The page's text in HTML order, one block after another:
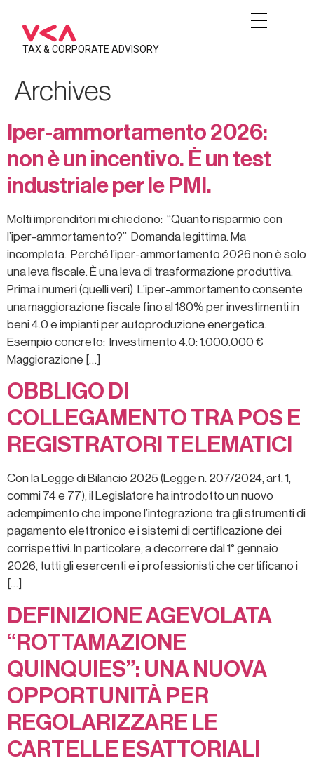
TAX & CORPORATE ADVISORY
Archives
Iper-ammortamento 2026:
non è un incentivo. È un test
industriale per le PMI.
Molti imprenditori mi chiedono: “Quanto risparmio con
l’iper-ammortamento?” Domanda legittima. Ma
incompleta. Perché l’iper-ammortamento 2026 non è solo
una leva fiscale. È una leva di trasformazione produttiva.
Prima i numeri (quelli veri) L’iper-ammortamento consente
una maggiorazione fiscale fino al 180% per investimenti in
beni 4.0 e impianti per autoproduzione energetica.
Esempio concreto: Investimento 4.0: 1.000.000 €
Maggiorazione […]
OBBLIGO DI
COLLEGAMENTO TRA POS E
REGISTRATORI TELEMATICI
Con la Legge di Bilancio 2025 (Legge n. 207/2024, art. 1,
commi 74 e 77), il Legislatore ha introdotto un nuovo
adempimento che impone l’integrazione tra gli strumenti di
pagamento elettronico e i sistemi di certificazione dei
corrispettivi. In particolare, a decorrere dal 1° gennaio
2026, tutti gli esercenti e i professionisti che certificano i
[…]
DEFINIZIONE AGEVOLATA
“ROTTAMAZIONE
QUINQUIES”: UNA NUOVA
OPPORTUNITÀ PER
REGOLARIZZARE LE
CARTELLE ESATTORIALI